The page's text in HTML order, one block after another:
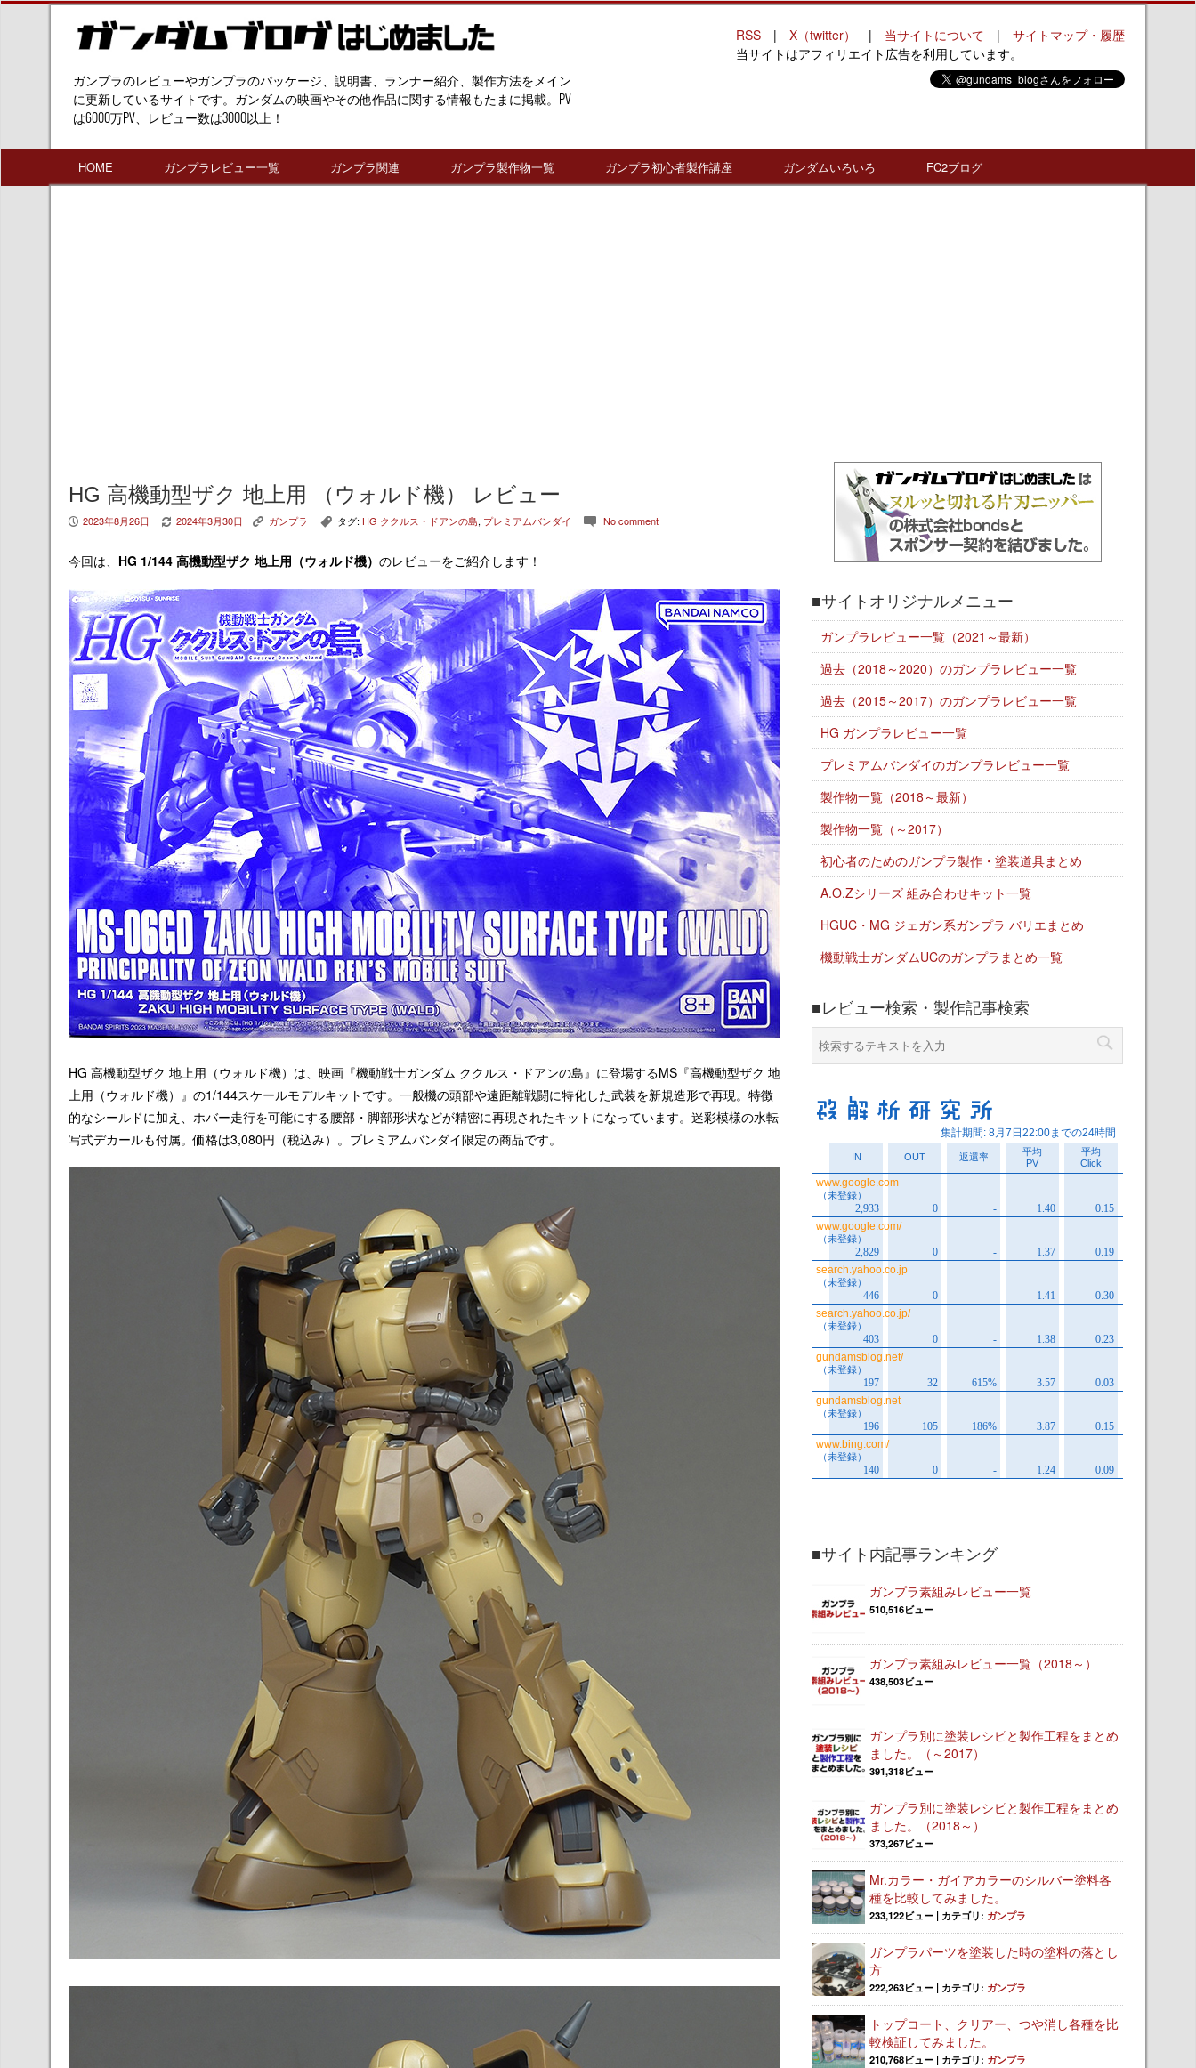
ガンプラのレビューやガンプラのパッケージ、説明書、ランナー紹介、製作方法をメイン
に更新しているサイトです。ガンダムの映画やその他作品に関する情報もたまに掲載。PV
は6000万PV、レビュー数は3000以上！
RSS | X（twitter） | 当サイトについて | サイトマップ・履歴
当サイトはアフィリエイト広告を利用しています。
HOME ガンプラレビュー一覧 ガンプラ関連 ガンプラ製作物一覧 ガンプラ初心者製作講座 ガンダムいろいろ FC2ブログ
HG 高機動型ザク 地上用 （ウォルド機） レビュー
P 2023年8月26日 V 2024年3月30日 K ガンプラ , タグ: HG ククルス・ドアンの島, プレミアムバンダイ c No comment
今回は、 HG 1/144 高機動型ザク 地上用（ウォルド機） のレビューをご紹介します！
HG 高機動型ザク 地上用（ウォルド機）は、映画『機動戦士ガンダム ククルス・ドアンの島』に登場するMS『高機動型ザク 地
上用（ウォルド機）』の1/144スケールモデルキットです。一般機の頭部や遠距離戦闘に特化した武装を新規造形で再現。特徴
的なシールドに加え、ホバー走行を可能にする腰部・脚部形状などが精密に再現されたキットになっています。迷彩模様の水転
写式デカールも付属。価格は3,080円（税込み）。プレミアムバンダイ限定の商品です。
■サイトオリジナルメニュー
ガンプラレビュー一覧（2021～最新）
過去（2018～2020）のガンプラレビュー一覧
過去（2015～2017）のガンプラレビュー一覧
HG ガンプラレビュー一覧
プレミアムバンダイのガンプラレビュー一覧
製作物一覧（2018～最新）
製作物一覧（～2017）
初心者のためのガンプラ製作・塗装道具まとめ
A.O.Zシリーズ 組み合わせキット一覧
HGUC・MG ジェガン系ガンプラ バリエまとめ
機動戦士ガンダムUCのガンプラまとめ一覧
■レビュー検索・製作記事検索
■サイト内記事ランキング
ガンプラ素組みレビュー一覧
510,516ビュー
ガンプラ素組みレビュー一覧（2018～）
438,503ビュー
ガンプラ別に塗装レシピと製作工程をまとめ
ました。（～2017）
391,318ビュー
ガンプラ別に塗装レシピと製作工程をまとめ
ました。（2018～）
373,267ビュー
Mr.カラー・ガイアカラーのシルバー塗料各
種を比較してみました。
233,122ビュー | カテゴリ: ガンプラ
ガンプラパーツを塗装した時の塗料の落とし
方
222,263ビュー | カテゴリ: ガンプラ
トップコート、クリアー、つや消し各種を比
較検証してみました。
210,768ビュー | カテゴリ: ガンプラ